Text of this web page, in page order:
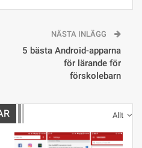
NÄSTA INLÄGG
5 bästa Android-apparna
för lärande för
förskolebarn
Allt